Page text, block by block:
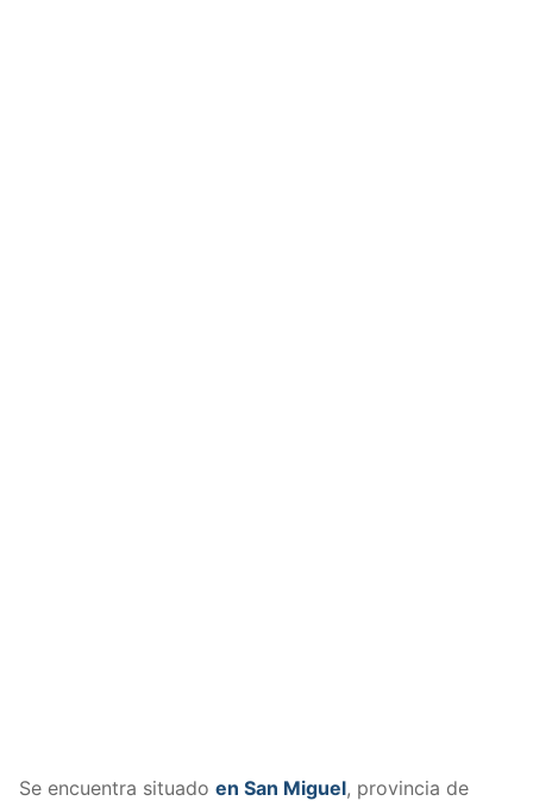
Se encuentra situado en San Miguel, provincia de